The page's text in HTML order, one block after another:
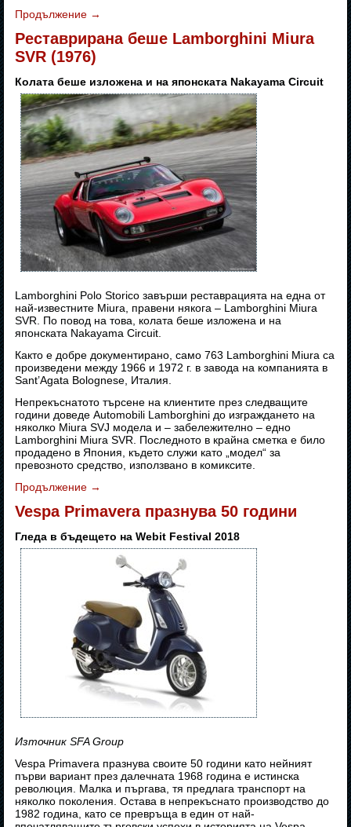
Продължение →
Реставрирана беше Lamborghini Miura
SVR (1976)
Колата беше изложена и на японската Nakayama Circuit
Lamborghini Polo Storico завърши реставрацията на една от
най-известните Miura, правени някога – Lamborghini Miura
SVR. По повод на това, колата беше изложена и на
японската Nakayama Circuit.
Както е добре документирано, само 763 Lamborghini Miura са
произведени между 1966 и 1972 г. в завода на компанията в
Sant’Agata Bolognese, Италия.
Непрекъснатото търсене на клиентите през следващите
години доведе Automobili Lamborghini до изграждането на
няколко Miura SVJ модела и – забележително – едно
Lamborghini Miura SVR. Последното в крайна сметка е било
продадено в Япония, където служи като „модел“ за
превозното средство, използвано в комиксите.
Продължение →
Vespa Primavera празнува 50 години
Гледа в бъдещето на Webit Festival 2018
Източник SFA Group
Vespa Primavera празнува своите 50 години като нейният
първи вариант през далечната 1968 година е истинска
революция. Малка и пъргава, тя предлага транспорт на
няколко поколения. Oстава в непрекъснато производство до
1982 година, като се превръща в един от най-